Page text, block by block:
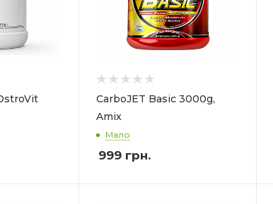
CarboJET Basic 3000g,
Amix
Мало
999грн.